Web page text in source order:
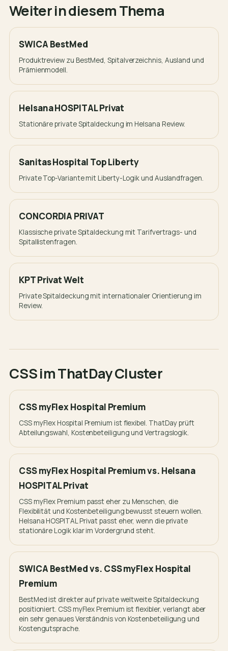
Weiter in diesem Thema
SWICA BestMed
Produktreview zu BestMed, Spitalverzeichnis, Ausland und
Prämienmodell.
Helsana HOSPITAL Privat
Stationäre private Spitaldeckung im Helsana Review.
Sanitas Hospital Top Liberty
Private Top-Variante mit Liberty-Logik und Auslandfragen.
CONCORDIA PRIVAT
Klassische private Spitaldeckung mit Tarifvertrags- und
Spitallistenfragen.
KPT Privat Welt
Private Spitaldeckung mit internationaler Orientierung im
Review.
CSS im ThatDay Cluster
CSS myFlex Hospital Premium
CSS myFlex Hospital Premium ist flexibel. ThatDay prüft
Abteilungswahl, Kostenbeteiligung und Vertragslogik.
CSS myFlex Hospital Premium vs. Helsana
HOSPITAL Privat
CSS myFlex Premium passt eher zu Menschen, die
Flexibilität und Kostenbeteiligung bewusst steuern wollen.
Helsana HOSPITAL Privat passt eher, wenn die private
stationäre Logik klar im Vordergrund steht.
SWICA BestMed vs. CSS myFlex Hospital
Premium
BestMed ist direkter auf private weltweite Spitaldeckung
positioniert. CSS myFlex Premium ist flexibler, verlangt aber
ein sehr genaues Verständnis von Kostenbeteiligung und
Kostengutsprache.